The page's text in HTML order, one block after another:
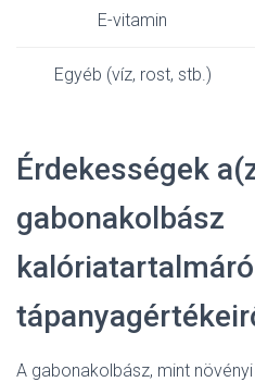
E-vitamin
Egyéb (víz, rost, stb.)
Érdekességek
gabonakolbász
A gabonakolbász, mint